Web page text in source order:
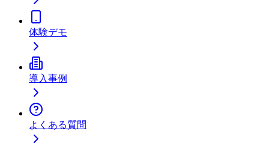
体験デモ
導入事例
よくある質問